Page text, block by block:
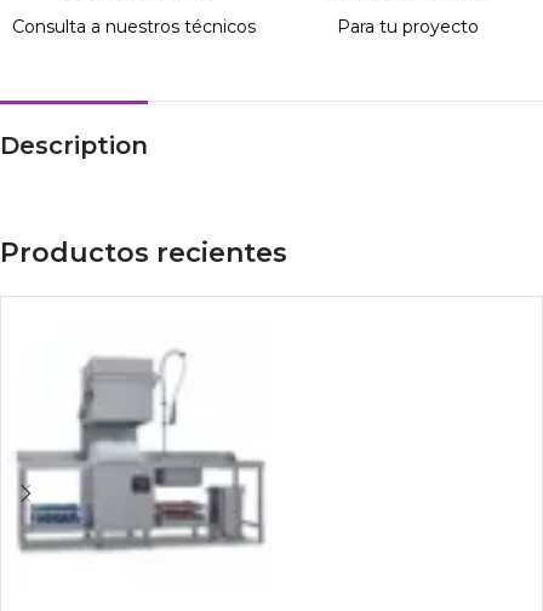
Consulta a nuestros técnicos Para tu proyecto
Description
Productos recientes